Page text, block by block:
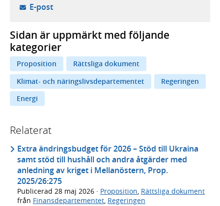
E-post- öppnar din e-postklient,
Sidan är uppmärkt med följande
kategorier
Proposition
Rättsliga dokument
Klimat- och näringslivsdepartementet
Regeringen
Energi
Relaterat
Extra ändringsbudget för 2026 – Stöd till Ukraina
samt stöd till hushåll och andra åtgärder med
anledning av kriget i Mellanöstern, Prop.
2025/26:275
Publicerad 28 maj 2026 · Proposition, Rättsliga dokument
från Finansdepartementet, Regeringen